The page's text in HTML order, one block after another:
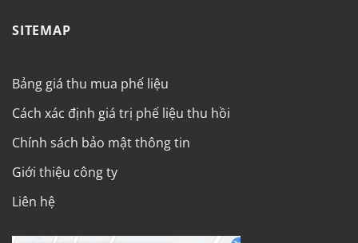
SITEMAP
Bảng giá thu mua phế liệu
Cách xác định giá trị phế liệu thu hồi
Chính sách bảo mật thông tin
Giới thiệu công ty
Liên hệ